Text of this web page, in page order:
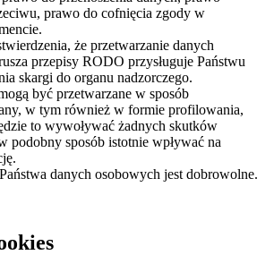
prawo do cofnięcia zgody w
że przetwarzanie danych
przepisy RODO przysługuje Państwu
skargi do organu nadzorczego.
być przetwarzane w sposób
w tym również w formie profilowania,
to wywoływać żadnych skutków
podobny sposób istotnie wpływać na
danych osobowych jest dobrowolne.